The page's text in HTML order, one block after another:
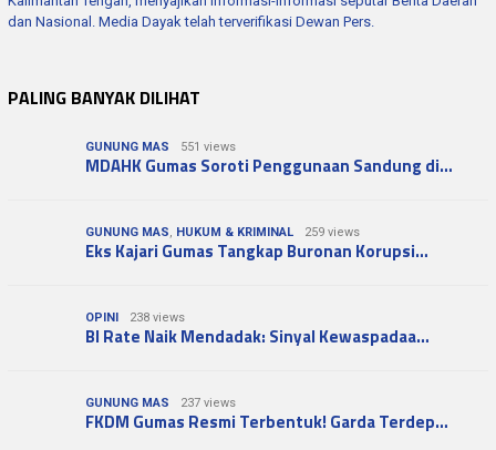
dan Nasional. Media Dayak telah terverifikasi Dewan Pers.
PALING BANYAK DILIHAT
GUNUNG MAS 551 views
MDAHK Gumas Soroti Penggunaan Sandung di…
GUNUNG MAS, HUKUM & KRIMINAL 259 views
Eks Kajari Gumas Tangkap Buronan Korupsi…
OPINI 238 views
BI Rate Naik Mendadak: Sinyal Kewaspadaa…
GUNUNG MAS 237 views
FKDM Gumas Resmi Terbentuk! Garda Terdep…